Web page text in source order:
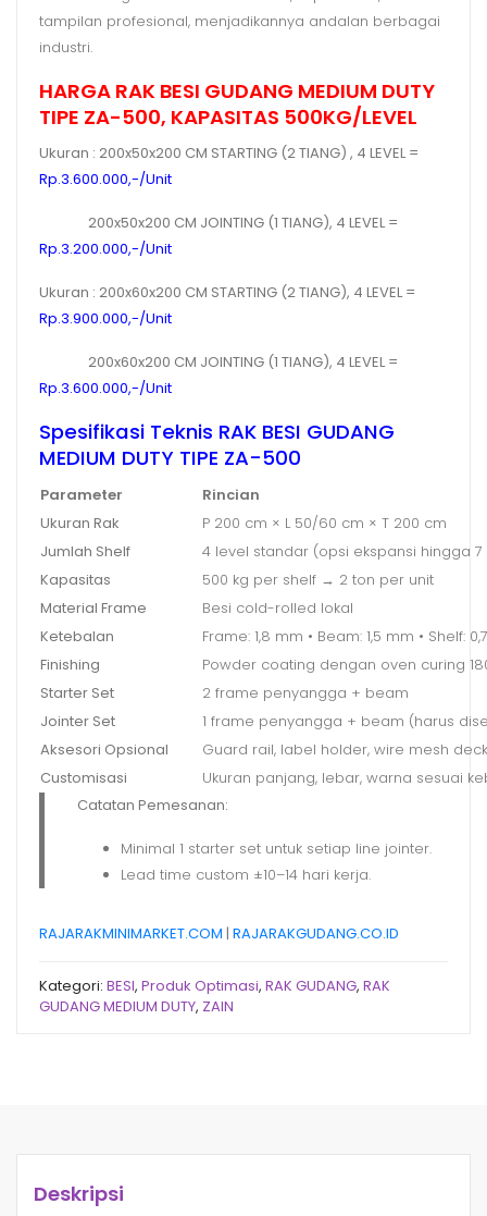
tampilan profesional, menjadikannya andalan berbagai
industri.
HARGA RAK BESI GUDANG MEDIUM DUTY
TIPE ZA-500, KAPASITAS 500KG/LEVEL
Ukuran : 200x50x200 CM STARTING (2 TIANG) , 4 LEVEL =
Rp.3.600.000,-/Unit
200x50x200 CM JOINTING (1 TIANG), 4 LEVEL =
Rp.3.200.000,-/Unit
Ukuran : 200x60x200 CM STARTING (2 TIANG), 4 LEVEL =
Rp.3.900.000,-/Unit
200x60x200 CM JOINTING (1 TIANG), 4 LEVEL =
Rp.3.600.000,-/Unit
Spesifikasi Teknis RAK BESI GUDANG
MEDIUM DUTY TIPE ZA-500
Parameter
Rincian
Ukuran Rak
P 200 cm × L 50/60 cm × T 200 cm
Jumlah Shelf
4 level standar (opsi ekspansi hingga 7
Kapasitas
500 kg per shelf → 2 ton per unit
Material Frame
Besi cold-rolled lokal
Ketebalan
Frame: 1,8 mm • Beam: 1,5 mm • Shelf:
Finishing
Powder coating dengan oven curing
Starter Set
2 frame penyangga + beam
Jointer Set
1 frame penyangga + beam (harus
Aksesori Opsional
Guard rail, label holder, wire mesh
Customisasi
Ukuran panjang, lebar, warna sesuai
Catatan Pemesanan:
Minimal 1 starter set untuk setiap line jointer.
Lead time custom ±10–14 hari kerja.
RAJARAKMINIMARKET.COM | RAJARAKGUDANG.CO.ID
Kategori: BESI, Produk Optimasi, RAK GUDANG, RAK
GUDANG MEDIUM DUTY, ZAIN
Deskripsi